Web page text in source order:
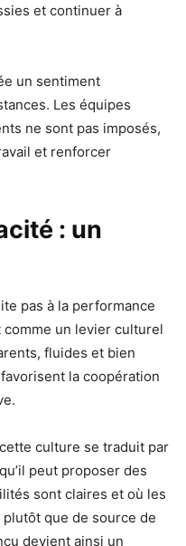
et continuer à
un sentiment
Les équipes
ne sont pas imposés,
et renforcer
: un
pas à la performance
un levier culturel
fluides et bien
la coopération
culture se traduit par
peut proposer des
sont claires et où les
que de source de
devient ainsi un